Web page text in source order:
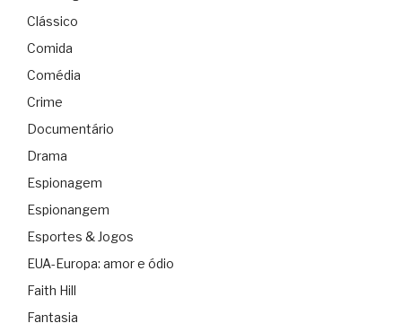
Clássico
Comida
Comédia
Crime
Documentário
Drama
Espionagem
Espionangem
Esportes & Jogos
EUA-Europa: amor e ódio
Faith Hill
Fantasia